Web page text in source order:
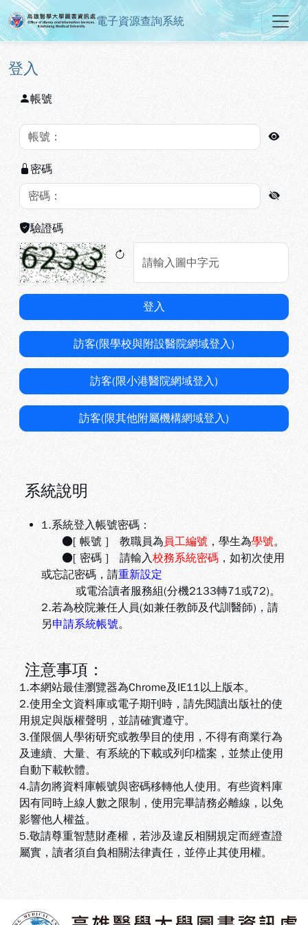
跳到主要內容
:::
高雄醫學大學圖書資訊處電子資
電子資源查詢系統
:::
登入
帳號
密碼
驗證碼
登入
訪客(限學校與附設醫院網域登入)
訪客(限小港醫院網域登入)
訪客(限其他附屬機構網域登入)
系統說明
1.系統登入帳號密碼：
●[ 帳號 ] 教職員為 員工編號 ，學生為學號。
●[ 密碼 ] 請輸入校務系統密碼 ，如初次使用
或忘記密碼，請重新設定
或電洽讀者服務組(分機2133轉71或72)。
2.若為校院兼任人員(如兼任教師及代訓醫師)，請
另申請系統帳號。
注意事項：
1.本網站最佳瀏覽器為Chrome及IE11以上版本。
2.使用全文資料庫或電子期刊時，請先閱讀出版社的使
用規定與版權聲明，並請確實遵守。
3.僅限個人學術研究或教學目的使用，不得有商業行為
及連續、大量、有系統的下載或列印檔案，並禁止使用
自動下載軟體。
4.請勿將資料庫帳號與密碼移轉他人使用。有些資料庫
因有同時上線人數之限制，使用完畢請務必離線，以免
影響他人權益。
5.敬請尊重智慧財產權，若涉及違反相關規定而經查證
屬實，讀者須自負相關法律責任，並停止其使用權。